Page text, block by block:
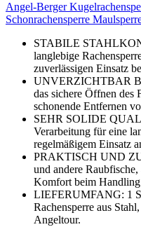
Angel-Berger
Schonrachensperre
STABILE
langlebige
zuverlässigen Einsatz
UNVERZICHTBAR
das sichere Öffnen des
schonende Entfernen
SEHR SOLIDE
Verarbeitung für eine
regelmäßigem Einsatz
PRAKTISCH UND
und andere
Komfort beim Handling
LIEFERUMFANG: 1
Rachensperre aus
Angeltour.